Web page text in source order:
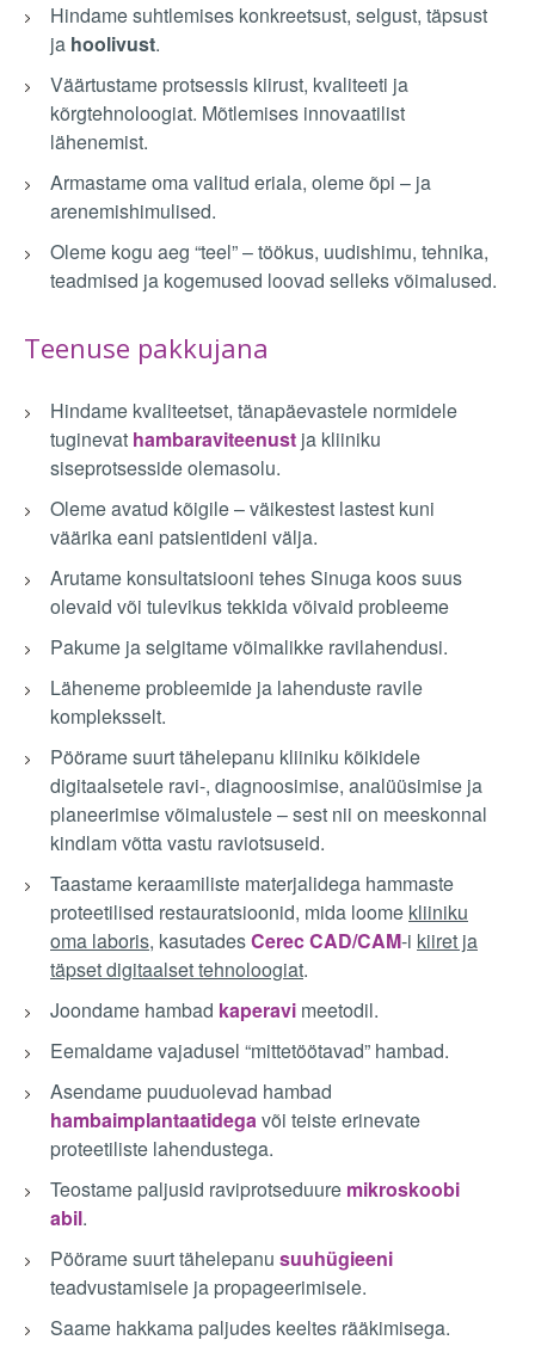
Hindame suhtlemises konkreetsust, selgust, täpsust
ja hoolivust.
Väärtustame protsessis kiirust, kvaliteeti ja
kõrgtehnoloogiat. Mõtlemises innovaatilist
lähenemist.
Armastame oma valitud eriala, oleme õpi – ja
arenemishimulised.
Oleme kogu aeg “teel” – töökus, uudishimu, tehnika,
teadmised ja kogemused loovad selleks võimalused.
Teenuse pakkujana
Hindame kvaliteetset, tänapäevastele normidele
tuginevat hambaraviteenust ja kliiniku
siseprotsesside olemasolu.
Oleme avatud kõigile – väikestest lastest kuni
väärika eani patsientideni välja.
Arutame konsultatsiooni tehes Sinuga koos suus
olevaid või tulevikus tekkida võivaid probleeme
Pakume ja selgitame võimalikke ravilahendusi.
Läheneme probleemide ja lahenduste ravile
kompleksselt.
Pöörame suurt tähelepanu kliiniku kõikidele
digitaalsetele ravi-, diagnoosimise, analüüsimise ja
planeerimise võimalustele – sest nii on meeskonnal
kindlam võtta vastu raviotsuseid.
Taastame keraamiliste materjalidega hammaste
proteetilised restauratsioonid, mida loome kliiniku
oma laboris, kasutadesCerec CAD/CAM-i kiiret ja
täpset digitaalset tehnoloogiat.
Joondame hambad kaperavi meetodil.
Eemaldame vajadusel “mittetöötavad” hambad.
Asendame puuduolevad hambad
hambaimplantaatidegavõi teiste erinevate
proteetiliste lahendustega.
Teostame paljusid raviprotseduure mikroskoobi
abil.
Pöörame suurt tähelepanu suuhügieeni
teadvustamisele ja propageerimisele.
Saame hakkama paljudes keeltes rääkimisega.